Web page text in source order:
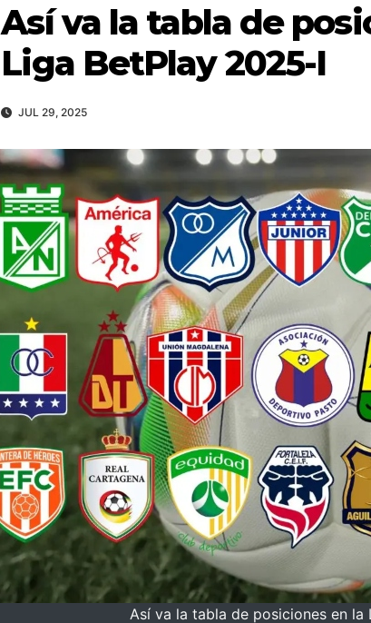
Así va la tabla de
Liga BetPlay 2025-I
JUL 29, 2025
Así va la tabla de posiciones en la